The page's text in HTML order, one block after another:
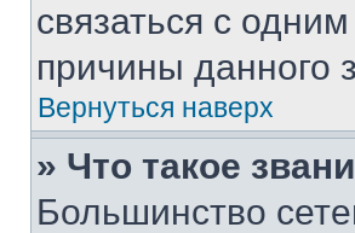
связаться с
причины данного
Вернуться наверх
» Что такое
Большинство